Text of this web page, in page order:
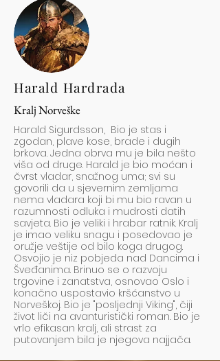
Harald Hardrada
Kralj Norveške
Harald Sigurdsson, Bio je stas i
zgodan, plave kose, brade i dugih
brkova. Jedna obrva mu je bila nešto
viša od druge. Harald je bio moćan i
čvrst vladar, snažnog uma; svi su
govorili da u sjevernim zemljama
nema vladara koji bi mu bio ravan u
razumnosti odluka i mudrosti datih
savjeta. Bio je veliki i hrabar ratnik. Kralj
je imao veliku snagu i posedovao je
oružje veštije od bilo koga drugog.
Osvojio je niz pobjeda nad Dancima i
Šveđanima. Brinuo se o razvoju
trgovine i zanatstva, osnovao Oslo i
konačno uspostavio kršćanstvo u
Norveškoj. Bio je "posljednji Viking", čiji
život liči na avanturistički roman. Bio je
vrlo efikasan kralj, ali strast za
putovanjem bila je njegova najjača.